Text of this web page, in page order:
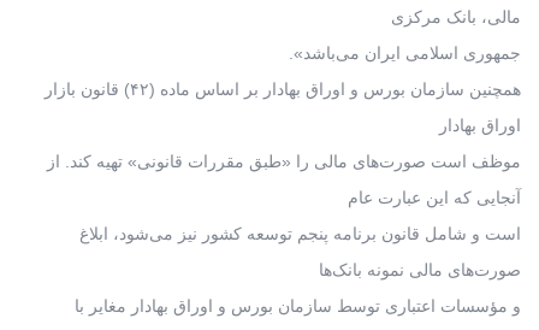
مالی، بانک مرکزی
جمهوری اسلامی ایران می‌باشد».
همچنین سازمان بورس و اوراق بهادار بر اساس ماده (۴۲) قانون بازار
اوراق بهادار
موظف است صورت‌های مالی را «طبق مقررات قانونی» تهیه کند. از
آنجایی که این عبارت عام
است و شامل قانون برنامه پنجم توسعه کشور نیز می‌شود، ابلاغ
صورت‌های مالی نمونه بانک‌ها
و مؤسسات اعتباری توسط سازمان بورس و اوراق بهادار مغایر با